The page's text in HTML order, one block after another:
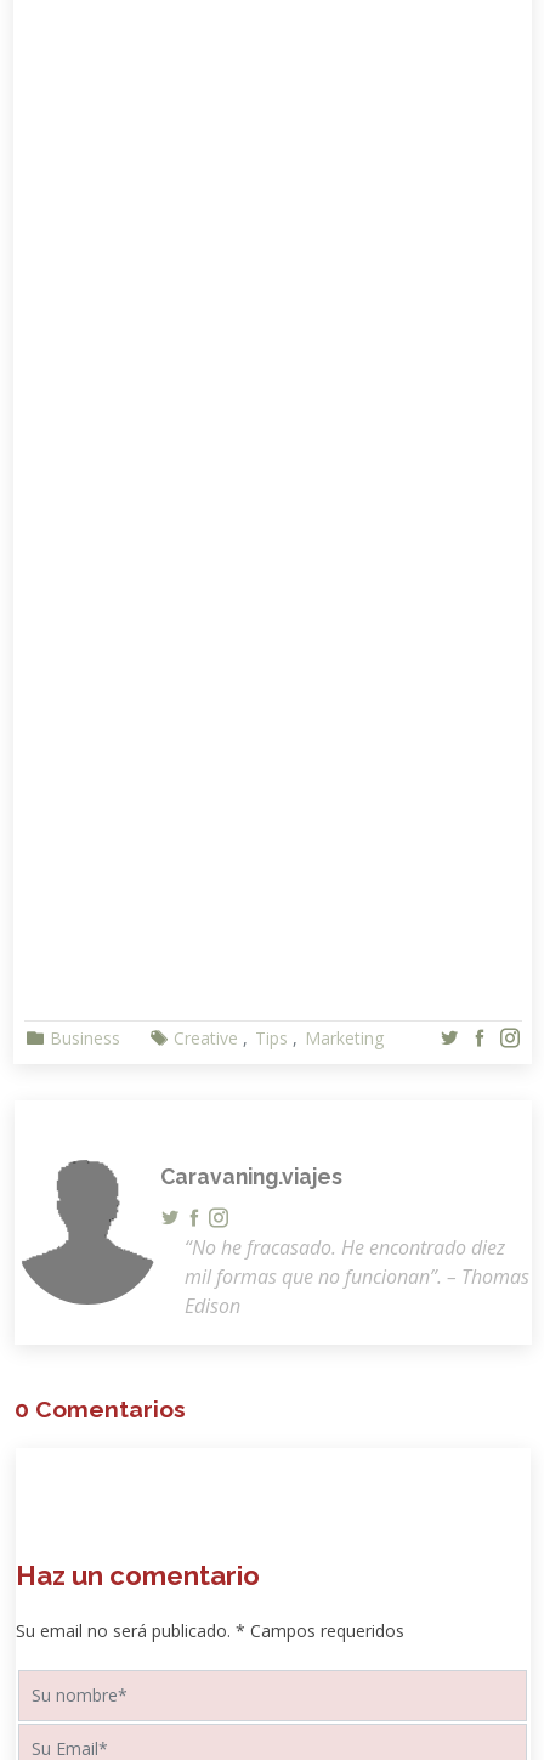
Business Creative Tips Marketing
Caravaning.viajes
“No he fracasado. He encontrado diez
mil formas que no funcionan”. – Thomas
Edison
0 Comentarios
Haz un comentario
Su email no será publicado. * Campos requeridos